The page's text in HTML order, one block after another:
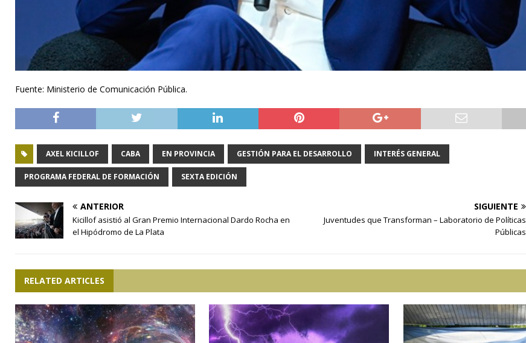
Fuente: Ministerio de Comunicación Pública.
AXEL KICILLOF CABA EN PROVINCIA GESTIÓN PARA EL DESARROLLO INTERÉS GENERAL
PROGRAMA FEDERAL DE FORMACIÓN SEXTA EDICIÓN
ANTERIOR
Kicillof asistió al Gran Premio Internacional Dardo Rocha en
el Hipódromo de La Plata
SIGUIENTE
Juventudes que Transforman – Laboratorio de Políticas
Públicas
RELATED ARTICLES